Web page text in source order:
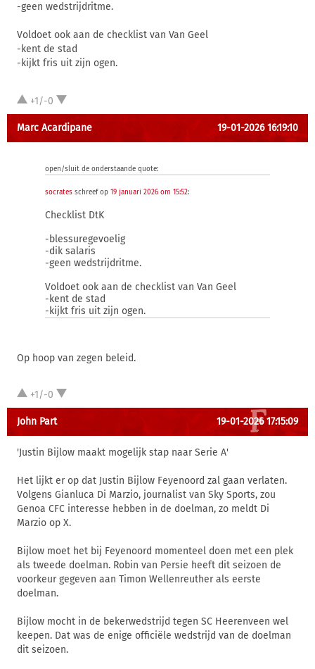
-geen wedstrijdritme.
Voldoet ook aan de checklist van Van Geel
-kent de stad
-kijkt fris uit zijn ogen.
+1/-0
Marc Acardipane 19-01-2026 16:19:10
open/sluit de onderstaande quote:
socrates schreef op 19 januari 2026 om 15:52:
Checklist DtK
-blessuregevoelig
-dik salaris
-geen wedstrijdritme.
Voldoet ook aan de checklist van Van Geel
-kent de stad
-kijkt fris uit zijn ogen.
Op hoop van zegen beleid.
+1/-0
John Part 19-01-2026 17:15:09
'Justin Bijlow maakt mogelijk stap naar Serie A'
Het lijkt er op dat Justin Bijlow Feyenoord zal gaan verlaten.
Volgens Gianluca Di Marzio, journalist van Sky Sports, zou
Genoa CFC interesse hebben in de doelman, zo meldt Di
Marzio op X.
Bijlow moet het bij Feyenoord momenteel doen met een plek
als tweede doelman. Robin van Persie heeft dit seizoen de
voorkeur gegeven aan Timon Wellenreuther als eerste
doelman.
Bijlow mocht in de bekerwedstrijd tegen SC Heerenveen wel
keepen. Dat was de enige officiële wedstrijd van de doelman
dit seizoen.